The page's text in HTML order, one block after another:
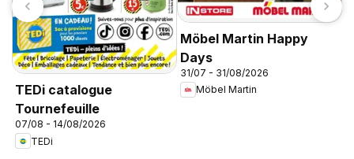
TEDi catalogue
Tournefeuille
07/08 - 14/08/2026
TEDi
Möbel Martin Happy
Days
31/07 - 31/08/2026
Möbel Martin